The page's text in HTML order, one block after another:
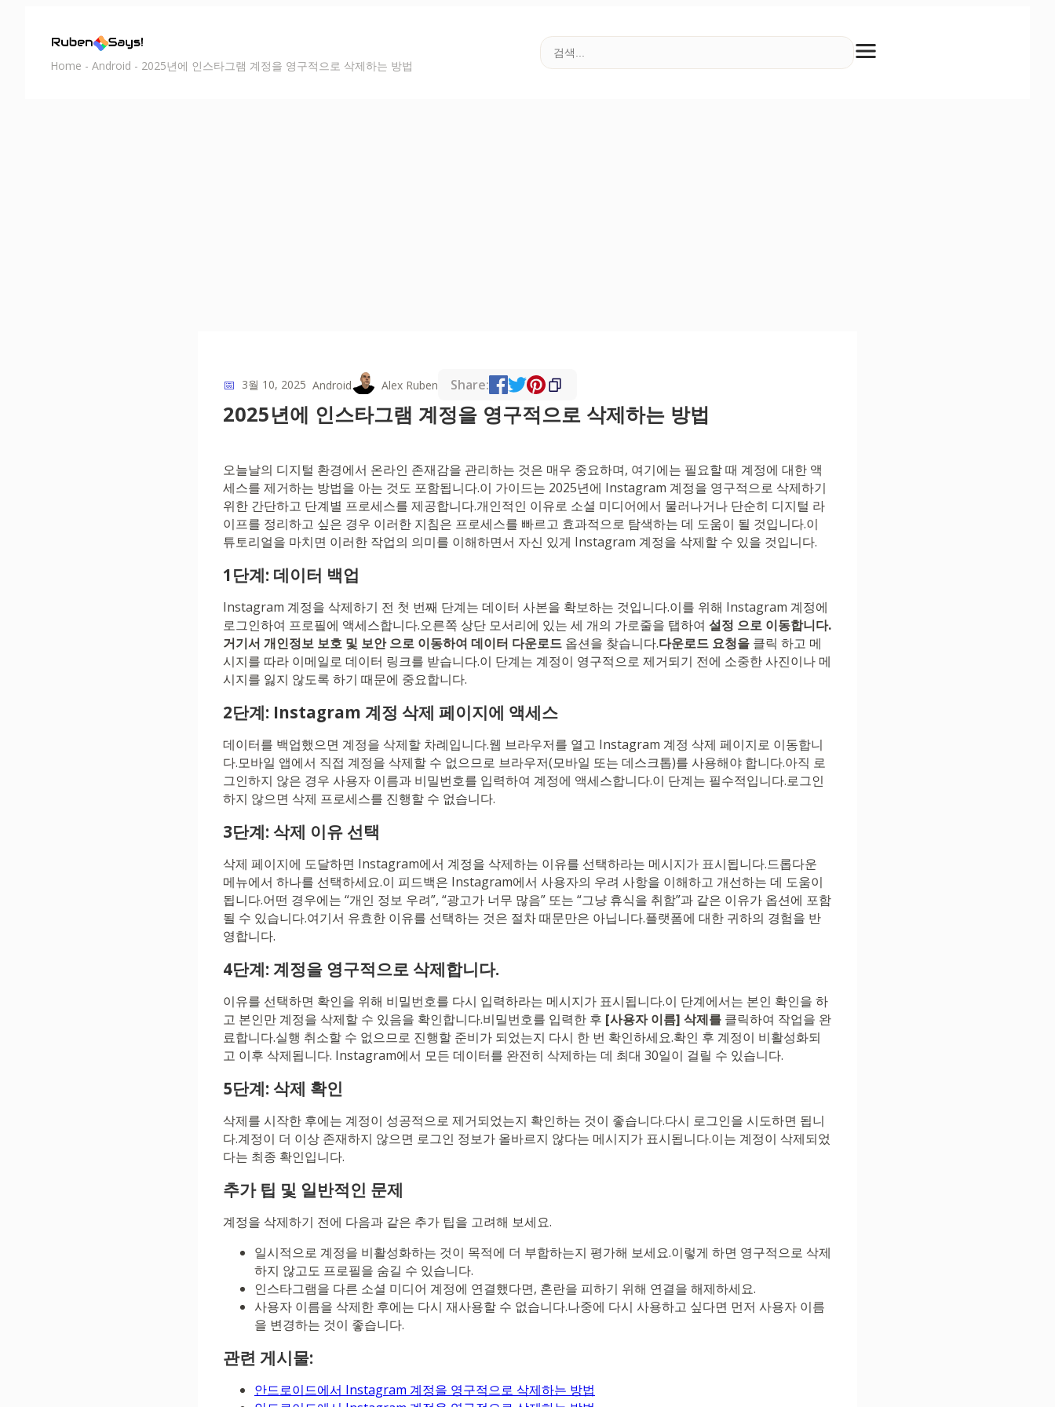
Home - Android - 2025년에 인스타그램 계정을 영구적으로 삭제하는 방법
📅 3월 10, 2025 Android Alex Ruben Share:
2025년에 인스타그램 계정을 영구적으로 삭제하는 방법
오늘날의 디지털 환경에서 온라인 존재감을 관리하는 것은 매우 중요하며, 여기에는 필요할 때 계정에 대한 액
세스를 제거하는 방법을 아는 것도 포함됩니다.이 가이드는 2025년에 Instagram 계정을 영구적으로 삭제하기
위한 간단하고 단계별 프로세스를 제공합니다.개인적인 이유로 소셜 미디어에서 물러나거나 단순히 디지털 라
이프를 정리하고 싶은 경우 이러한 지침은 프로세스를 빠르고 효과적으로 탐색하는 데 도움이 될 것입니다.이
튜토리얼을 마치면 이러한 작업의 의미를 이해하면서 자신 있게 Instagram 계정을 삭제할 수 있을 것입니다.
1단계: 데이터 백업
Instagram 계정을 삭제하기 전 첫 번째 단계는 데이터 사본을 확보하는 것입니다.이를 위해 Instagram 계정에
로그인하여 프로필에 액세스합니다.오른쪽 상단 모서리에 있는 세 개의 가로줄을 탭하여 설정 으로 이동합니다.
거기서 개인정보 보호 및 보안 으로 이동하여 데이터 다운로드 옵션을 찾습니다.다운로드 요청을 클릭 하고 메
시지를 따라 이메일로 데이터 링크를 받습니다.이 단계는 계정이 영구적으로 제거되기 전에 소중한 사진이나 메
시지를 잃지 않도록 하기 때문에 중요합니다.
2단계: Instagram 계정 삭제 페이지에 액세스
데이터를 백업했으면 계정을 삭제할 차례입니다.웹 브라우저를 열고 Instagram 계정 삭제 페이지로 이동합니
다.모바일 앱에서 직접 계정을 삭제할 수 없으므로 브라우저(모바일 또는 데스크톱)를 사용해야 합니다.아직 로
그인하지 않은 경우 사용자 이름과 비밀번호를 입력하여 계정에 액세스합니다.이 단계는 필수적입니다.로그인
하지 않으면 삭제 프로세스를 진행할 수 없습니다.
3단계: 삭제 이유 선택
삭제 페이지에 도달하면 Instagram에서 계정을 삭제하는 이유를 선택하라는 메시지가 표시됩니다.드롭다운
메뉴에서 하나를 선택하세요.이 피드백은 Instagram에서 사용자의 우려 사항을 이해하고 개선하는 데 도움이
됩니다.어떤 경우에는 “개인 정보 우려”, “광고가 너무 많음” 또는 “그냥 휴식을 취함”과 같은 이유가 옵션에 포함
될 수 있습니다.여기서 유효한 이유를 선택하는 것은 절차 때문만은 아닙니다.플랫폼에 대한 귀하의 경험을 반
영합니다.
4단계: 계정을 영구적으로 삭제합니다.
이유를 선택하면 확인을 위해 비밀번호를 다시 입력하라는 메시지가 표시됩니다.이 단계에서는 본인 확인을 하
고 본인만 계정을 삭제할 수 있음을 확인합니다.비밀번호를 입력한 후 [사용자 이름] 삭제를 클릭하여 작업을 완
료합니다.실행 취소할 수 없으므로 진행할 준비가 되었는지 다시 한 번 확인하세요.확인 후 계정이 비활성화되
고 이후 삭제됩니다. Instagram에서 모든 데이터를 완전히 삭제하는 데 최대 30일이 걸릴 수 있습니다.
5단계: 삭제 확인
삭제를 시작한 후에는 계정이 성공적으로 제거되었는지 확인하는 것이 좋습니다.다시 로그인을 시도하면 됩니
다.계정이 더 이상 존재하지 않으면 로그인 정보가 올바르지 않다는 메시지가 표시됩니다.이는 계정이 삭제되었
다는 최종 확인입니다.
추가 팁 및 일반적인 문제
계정을 삭제하기 전에 다음과 같은 추가 팁을 고려해 보세요.
일시적으로 계정을 비활성화하는 것이 목적에 더 부합하는지 평가해 보세요.이렇게 하면 영구적으로 삭제
하지 않고도 프로필을 숨길 수 있습니다.
인스타그램을 다른 소셜 미디어 계정에 연결했다면, 혼란을 피하기 위해 연결을 해제하세요.
사용자 이름을 삭제한 후에는 다시 재사용할 수 없습니다.나중에 다시 사용하고 싶다면 먼저 사용자 이름
을 변경하는 것이 좋습니다.
관련 게시물:
안드로이드에서 Instagram 계정을 영구적으로 삭제하는 방법